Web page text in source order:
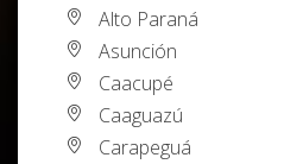
Alto Paraná
Asunción
Caacupé
Caaguazú
Carapeguá